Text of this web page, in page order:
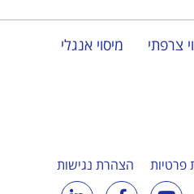
צרפתי מיסוי אנגלי
פרטיות הצהרת נגישות